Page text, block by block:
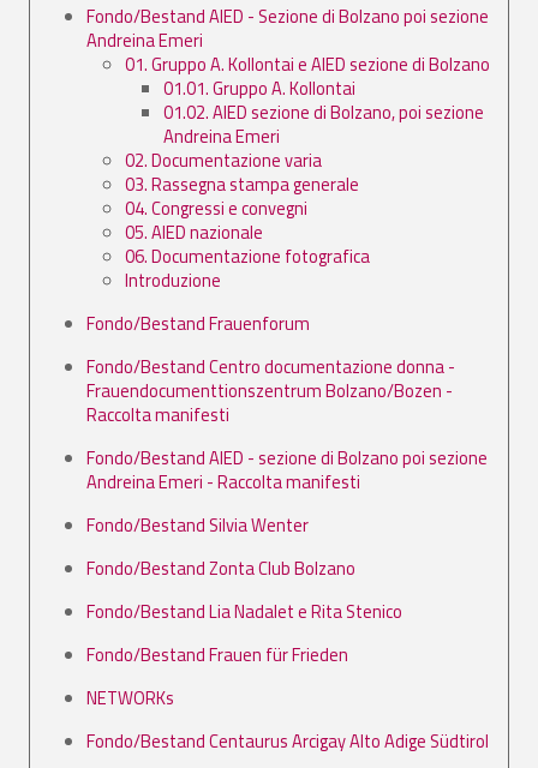
Fondo/Bestand AIED - Sezione di Bolzano poi sezione
Andreina Emeri
01. Gruppo A. Kollontai e AIED sezione di Bolzano
01.01. Gruppo A. Kollontai
01.02. AIED sezione di Bolzano, poi sezione
Andreina Emeri
02. Documentazione varia
03. Rassegna stampa generale
04. Congressi e convegni
05. AIED nazionale
06. Documentazione fotografica
Introduzione
Fondo/Bestand Frauenforum
Fondo/Bestand Centro documentazione donna -
Frauendocumenttionszentrum Bolzano/Bozen -
Raccolta manifesti
Fondo/Bestand AIED - sezione di Bolzano poi sezione
Andreina Emeri - Raccolta manifesti
Fondo/Bestand Silvia Wenter
Fondo/Bestand Zonta Club Bolzano
Fondo/Bestand Lia Nadalet e Rita Stenico
Fondo/Bestand Frauen für Frieden
NETWORKs
Fondo/Bestand Centaurus Arcigay Alto Adige Südtirol